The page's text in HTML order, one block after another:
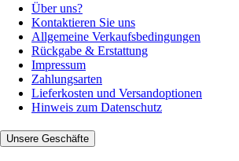
Über uns?
Kontaktieren Sie uns
Allgemeine Verkaufsbedingungen
Rückgabe & Erstattung
Impressum
Zahlungsarten
Lieferkosten und Versandoptionen
Hinweis zum Datenschutz
Unsere Geschäfte